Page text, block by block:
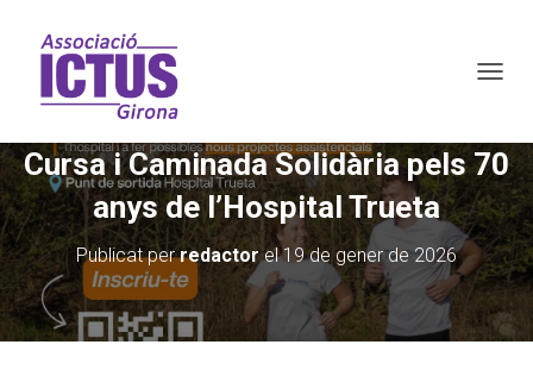
B
A
M
O
D
O
D
Cursa i Caminada Solidària pels 70
anys de l’Hospital Trueta
Publicat perredactorel19 de gener de 2026